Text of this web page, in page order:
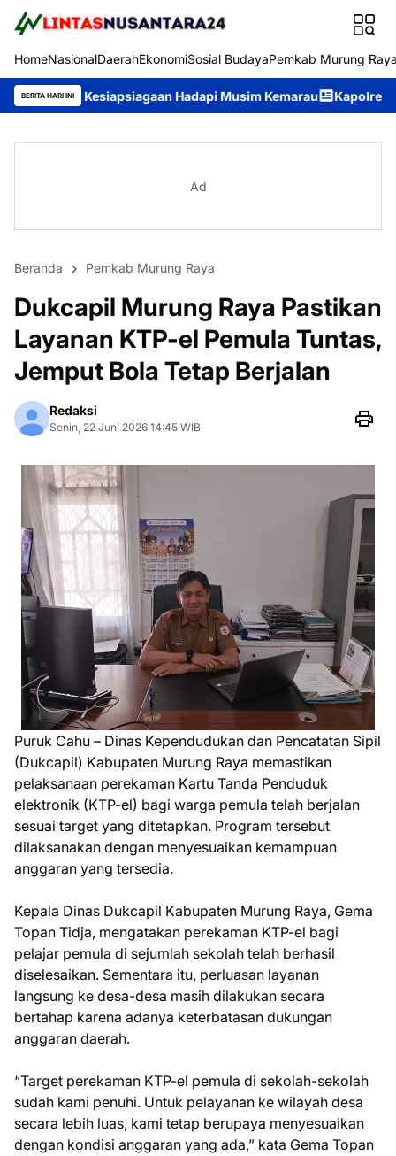
HomeNasionalDaerahEkonomiSosial BudayaPemkab Murung
BERITA HARI INIHadapi Musim Kemarau Kapolres Murung Raya
Ad
Beranda Pemkab Murung Raya
Dukcapil Murung Raya Pastikan
Layanan KTP-el Pemula Tuntas,
Jemput Bola Tetap Berjalan
Redaksi
Senin, 22 Juni 2026 14:45 WIB
Puruk Cahu – Dinas Kependudukan dan Pencatatan Sipil
(Dukcapil) Kabupaten Murung Raya memastikan
pelaksanaan perekaman Kartu Tanda Penduduk
elektronik (KTP-el) bagi warga pemula telah berjalan
sesuai target yang ditetapkan. Program tersebut
dilaksanakan dengan menyesuaikan kemampuan
anggaran yang tersedia.
Kepala Dinas Dukcapil Kabupaten Murung Raya, Gema
Topan Tidja, mengatakan perekaman KTP-el bagi
pelajar pemula di sejumlah sekolah telah berhasil
diselesaikan. Sementara itu, perluasan layanan
langsung ke desa-desa masih dilakukan secara
bertahap karena adanya keterbatasan dukungan
anggaran daerah.
“Target perekaman KTP-el pemula di sekolah-sekolah
sudah kami penuhi. Untuk pelayanan ke wilayah desa
secara lebih luas, kami tetap berupaya menyesuaikan
dengan kondisi anggaran yang ada,” kata Gema Topan